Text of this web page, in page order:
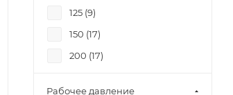
125 (9)
150 (17)
200 (17)
Рабочее давление